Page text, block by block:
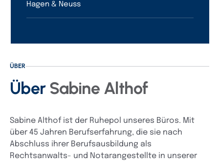
Hagen & Neuss
ÜBER
ÜberSabine Althof
Sabine Althof ist der Ruhepol unseres Büros. Mit
über 45 Jahren Berufserfahrung, die sie nach
Abschluss ihrer Berufsausbildung als
Rechtsanwalts- und Notarangestellte in unserer